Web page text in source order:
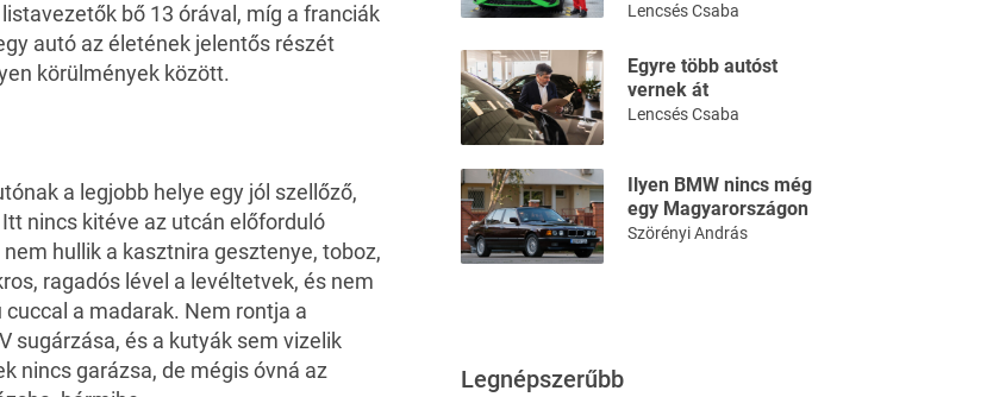
bő 13 órával, míg a franciák
autó az életének jelentős részét
körülmények között.
a legjobb helye egy jól szellőző,
nincs kitéve az utcán előforduló
hullik a kasztnira gesztenye, toboz,
ragadós lével a levéltetvek, és nem
a madarak. Nem rontja a
sugárzása, és a kutyák sem vizelik
nincs garázsa, de mégis óvná az
Lencsés Csaba
Egyre több autóst
vernek át
Lencsés Csaba
Ilyen BMW nincs még
egy Magyarországon
Szörényi András
Legnépszerűbb